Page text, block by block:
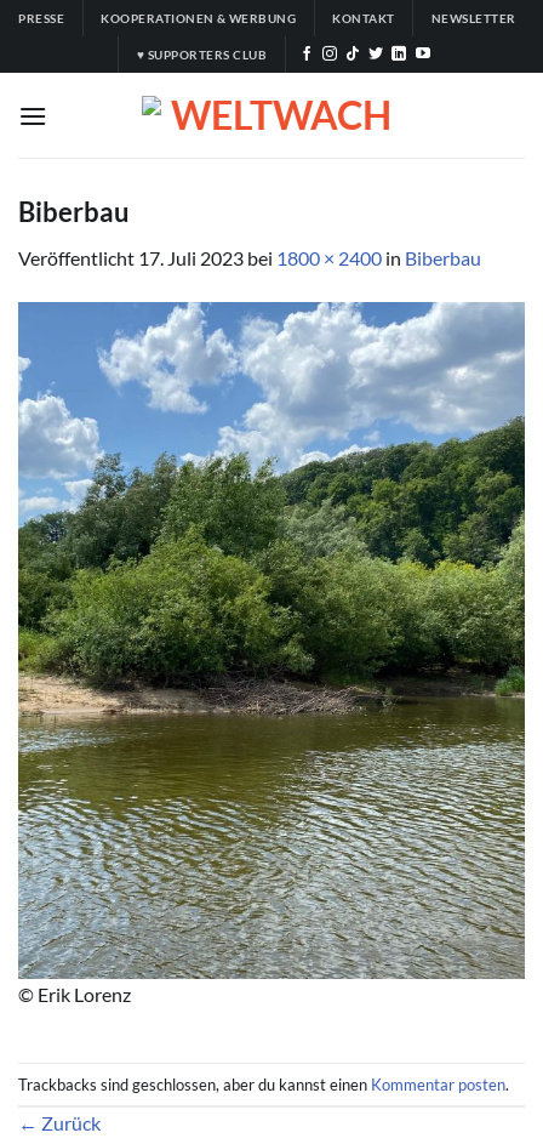
Zum
springen
PRESSE KOOPERATIONEN & WERBUNG KONTAKT NEWSLETTER
♥ SUPPORTERS CLUB
Biberbau
Veröffentlicht 17. Juli 2023 bei 1800 × 2400 in Biberbau
© Erik Lorenz
Trackbacks sind geschlossen, aber du kannst einen Kommentar posten.
← Zurück